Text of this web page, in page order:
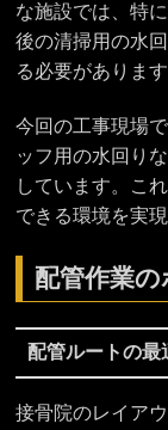
な施設では、特
後の清掃用の水
る必要があります
今回の工事現場
ッフ用の水回り
しています。こ
できる環境を実
配管作業の
配管ルートの最
接骨院のレイア